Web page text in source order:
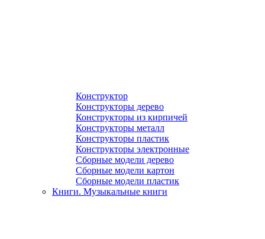
Конструктор
Конструкторы дерево
Конструкторы из кирпичей
Конструкторы металл
Конструкторы пластик
Конструкторы электронные
Сборные модели дерево
Сборные модели картон
Сборные модели пластик
Книги. Музыкальные книги